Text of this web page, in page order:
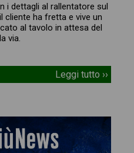
i dettagli al rallentatore sul
cliente ha fretta e vive un
al tavolo in attesa del
via.
Leggi tutto ››